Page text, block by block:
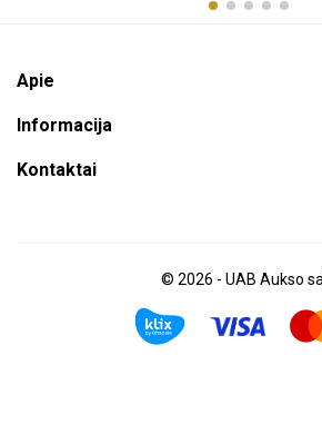
Apie
Informacija
Kontaktai
© 2026 - UAB Aukso